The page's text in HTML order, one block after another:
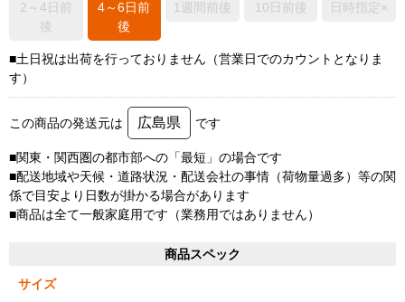
2～4日前
後
4～6日前
後
1週間前後 10日前後 日時指定×
■土日祝は出荷を行っておりません（営業日でのカウントとなりま
す）
この商品の発送元は 広島県 です
■関東・関西圏の都市部への「最短」の場合です
■配送地域や天候・道路状況・配送会社の事情（荷物量過多）等の関
係で目安より日数が掛かる場合があります
■商品は全て一般家庭用です（業務用ではありません）
商品スペック
サイズ